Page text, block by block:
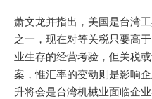
萧文龙并指出，美国是台湾
之一，现在对等关税只要高
业生存的经营考验，但关税
案，惟汇率的变动则是影响
升将会是台湾机械业面临企